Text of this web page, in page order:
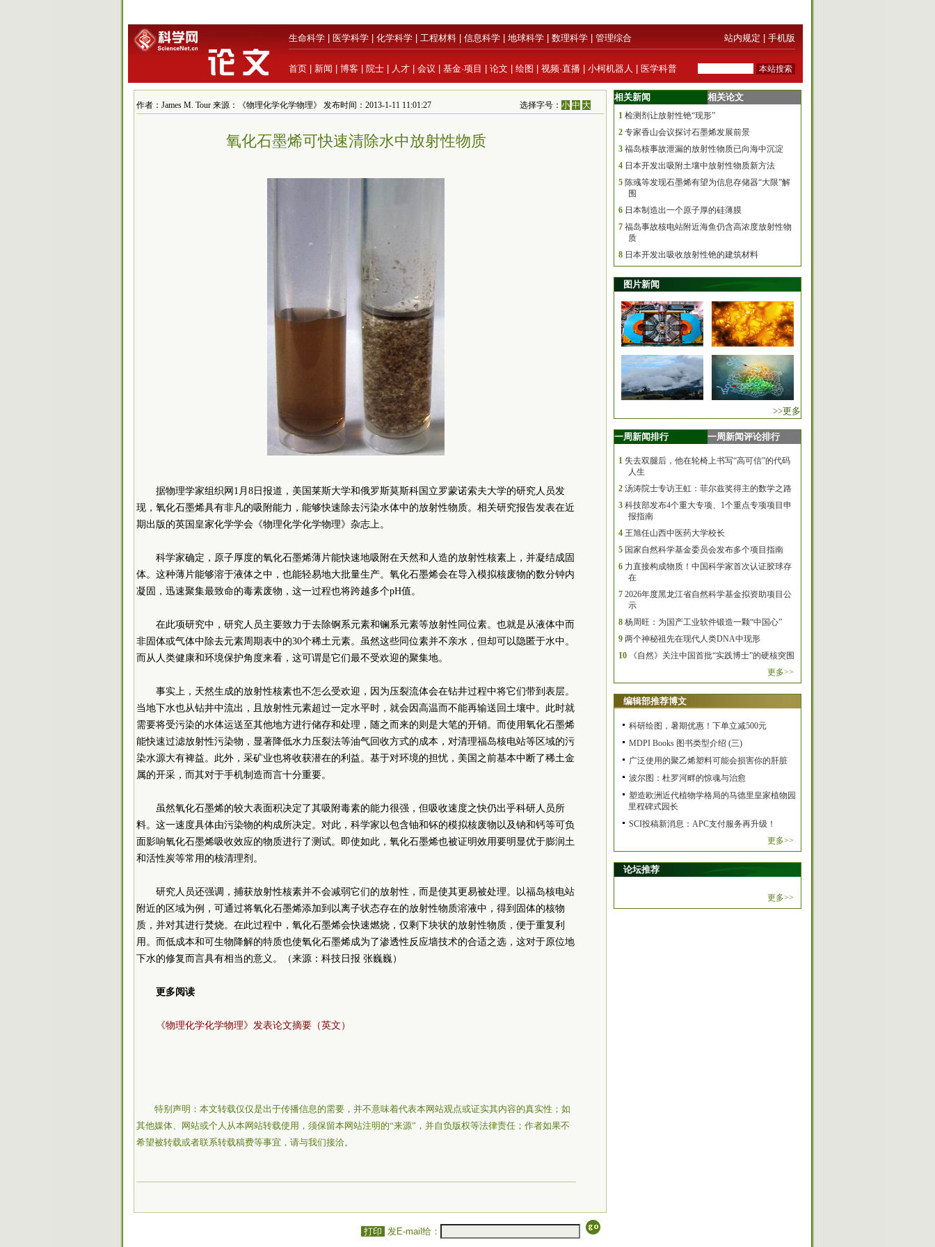
生命科学 医学科学 化学科学 工程材料 信息科学 地球科学 数理科学 管理综合 站内规定 手机版
首页 新闻 博客 院士 人才 会议 基金·项目 论文 绘图 视频·直播 小柯机器人 医学科普
作者：James M. Tour 来源：《物理化学化学物理》 发布时间：2013-1-11 11:01:27 选择字号：小 中 大
氧化石墨烯可快速清除水中放射性物质
据物理学家组织网1月8日报道，美国莱斯大学和俄罗斯莫斯科国立罗蒙诺索夫大学的研究人员发
现，氧化石墨烯具有非凡的吸附能力，能够快速除去污染水体中的放射性物质。相关研究报告发表在近
期出版的英国皇家化学学会《物理化学化学物理》杂志上。
科学家确定，原子厚度的氧化石墨烯薄片能快速地吸附在天然和人造的放射性核素上，并凝结成固
体。这种薄片能够溶于液体之中，也能轻易地大批量生产。氧化石墨烯会在导入模拟核废物的数分钟内
凝固，迅速聚集最致命的毒素废物，这一过程也将跨越多个pH值。
在此项研究中，研究人员主要致力于去除锕系元素和镧系元素等放射性同位素。也就是从液体中而
非固体或气体中除去元素周期表中的30个稀土元素。虽然这些同位素并不亲水，但却可以隐匿于水中。
而从人类健康和环境保护角度来看，这可谓是它们最不受欢迎的聚集地。
事实上，天然生成的放射性核素也不怎么受欢迎，因为压裂流体会在钻井过程中将它们带到表层。
当地下水也从钻井中流出，且放射性元素超过一定水平时，就会因高温而不能再输送回土壤中。此时就
需要将受污染的水体运送至其他地方进行储存和处理，随之而来的则是大笔的开销。而使用氧化石墨烯
能快速过滤放射性污染物，显著降低水力压裂法等油气回收方式的成本，对清理福岛核电站等区域的污
染水源大有裨益。此外，采矿业也将收获潜在的利益。基于对环境的担忧，美国之前基本中断了稀土金
属的开采，而其对于手机制造而言十分重要。
虽然氧化石墨烯的较大表面积决定了其吸附毒素的能力很强，但吸收速度之快仍出乎科研人员所
料。这一速度具体由污染物的构成所决定。对此，科学家以包含铀和钚的模拟核废物以及钠和钙等可负
面影响氧化石墨烯吸收效应的物质进行了测试。即使如此，氧化石墨烯也被证明效用要明显优于膨润土
和活性炭等常用的核清理剂。
研究人员还强调，捕获放射性核素并不会减弱它们的放射性，而是使其更易被处理。以福岛核电站
附近的区域为例，可通过将氧化石墨烯添加到以离子状态存在的放射性物质溶液中，得到固体的核物
质，并对其进行焚烧。在此过程中，氧化石墨烯会快速燃烧，仅剩下块状的放射性物质，便于重复利
用。而低成本和可生物降解的特质也使氧化石墨烯成为了渗透性反应墙技术的合适之选，这对于原位地
下水的修复而言具有相当的意义。（来源：科技日报 张巍巍）
更多阅读
《物理化学化学物理》发表论文摘要（英文）
特别声明：本文转载仅仅是出于传播信息的需要，并不意味着代表本网站观点或证实其内容的真实性；如
其他媒体、网站或个人从本网站转载使用，须保留本网站注明的“来源”，并自负版权等法律责任；作者如果不
希望被转载或者联系转载稿费等事宜，请与我们接洽。
打印 发E-mail给：
相关新闻 相关论文
1 检测剂让放射性铯“现形”
2 专家香山会议探讨石墨烯发展前景
3 福岛核事故泄漏的放射性物质已向海中沉淀
4 日本开发出吸附土壤中放射性物质新方法
5 陈彧等发现石墨烯有望为信息存储器“大限”解
围
6 日本制造出一个原子厚的硅薄膜
7 福岛事故核电站附近海鱼仍含高浓度放射性物
质
8 日本开发出吸收放射性铯的建筑材料
图片新闻
>>更多
一周新闻排行 一周新闻评论排行
1 失去双腿后，他在轮椅上书写“高可信”的代码
人生
2 汤涛院士专访王虹：菲尔兹奖得主的数学之路
3 科技部发布4个重大专项、1个重点专项项目申
报指南
4 王旭任山西中医药大学校长
5 国家自然科学基金委员会发布多个项目指南
6 力直接构成物质！中国科学家首次认证胶球存
在
7 2026年度黑龙江省自然科学基金拟资助项目公
示
8 杨周旺：为国产工业软件锻造一颗“中国心”
9 两个神秘祖先在现代人类DNA中现形
10
《自然》关注中国首批“实践博士”的硬核突围
更多>>
编辑部推荐博文
科研绘图，暑期优惠！下单立减500元
MDPI Books 图书类型介绍 (三)
广泛使用的聚乙烯塑料可能会损害你的肝脏
波尔图：杜罗河畔的惊魂与治愈
塑造欧洲近代植物学格局的马德里皇家植物园
里程碑式园长
SCI投稿新消息：APC支付服务再升级！
更多>>
论坛推荐
更多>>